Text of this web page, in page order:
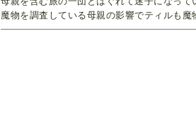
魔物を調査している母親の影響でティルも魔